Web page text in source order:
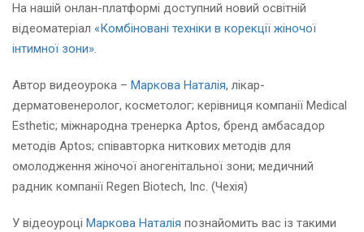
На нашій онлан-платформі доступний новий освітній
відеоматеріал «Комбіновані техніки в корекції жіночої
інтимної зони».
Автор видеоурока – Маркова Наталія, лікар-
дерматовенеролог, косметолог; керівниця компанії Medical
Esthetic; міжнародна тренерка Aptos, бренд амбасадор
методів Aptos; співавторка ниткових методів для
омолодження жіночої аногенітальної зони; медичний
радник компанії Regen Biotech, Inc. (Чехія)
У відеоуроці Маркова Наталія познайомить вас із такими